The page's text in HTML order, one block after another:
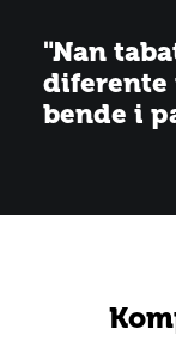
"Nan
diferente
bende i